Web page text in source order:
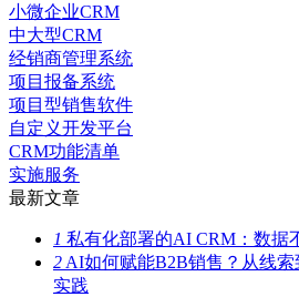
小微企业CRM
中大型CRM
经销商管理系统
项目报备系统
项目型销售软件
自定义开发平台
CRM功能清单
实施服务
最新文章
1 私有化部署的AI CRM：数据
2 AI如何赋能B2B销售？从线
实践